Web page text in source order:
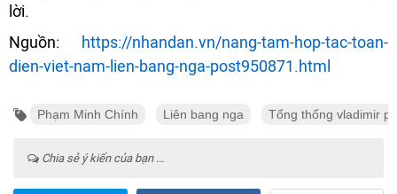
lời.
Nguồn: https://nhandan.vn/nang-tam-hop-tac-toan-
dien-viet-nam-lien-bang-nga-post950871.html
Phạm Minh Chính Liên bang nga Tổng thống vladimir
Chia sẻ ý kiến của bạn ...